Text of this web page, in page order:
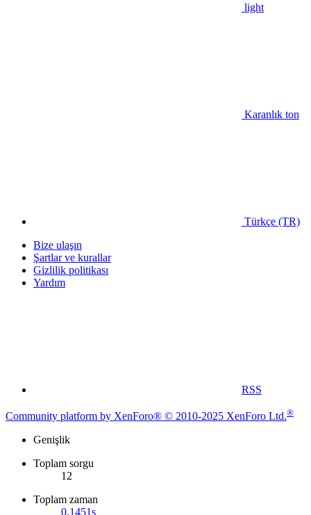
light
Karanlık ton
Türkçe (TR)
Bize ulaşın
Şartlar ve kurallar
Gizlilik politikası
Yardım
RSS
Community platform by XenForo® © 2010-2025 XenForo Ltd.®
Genişlik
Toplam sorgu
12
Toplam zaman
0.1451s